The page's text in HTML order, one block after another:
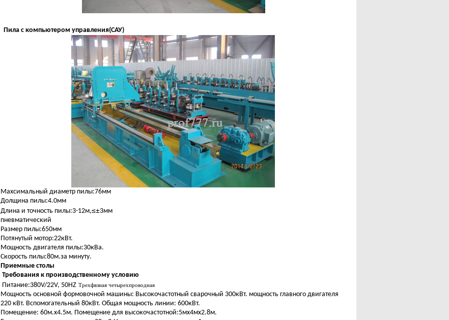
Пила с компьютером управления(САУ)
Махсимальный диаметр пилы:76мм
Долщина пилы:4.0мм
Длина и точность пилы:3-12м,≤±3мм
пневматический
Размер пилы:650мм
Потянутый мотор:22кВт.
Мощность двигателя пилы:30кВа.
Скорость пилы:80м.за минуту.
Приемные столы
Требования к производственному условию
Питание:380V/22V, 50HZ Трехфвзная четырехпроводная
Мощность основной формовочной машины: Высокочастотный сварочный 300кВт. мощность главного двигателя
220 кВт. Вспомогательный 80кВт. Общая мощность линии: 600кВт.
Помещение: 60м.х4.5м. Помещение для высокочастотной:5мх4мх2.8м.